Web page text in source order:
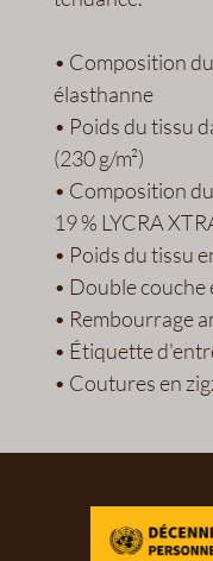
• Composition du
élasthanne
• Poids du tissu
(230 g/m²)
• Composition
19 % LYCRA
• Poids du tissu
• Double
• Rembourrage
• Étiquette
• Coutures en